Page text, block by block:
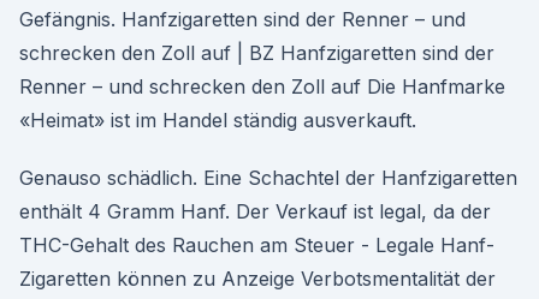
Gefängnis. Hanfzigaretten sind der Renner – und
schrecken den Zoll auf | BZ Hanfzigaretten sind der
Renner – und schrecken den Zoll auf Die Hanfmarke
«Heimat» ist im Handel ständig ausverkauft.
Genauso schädlich. Eine Schachtel der Hanfzigaretten
enthält 4 Gramm Hanf. Der Verkauf ist legal, da der
THC-Gehalt des Rauchen am Steuer - Legale Hanf-
Zigaretten können zu Anzeige Verbotsmentalität der